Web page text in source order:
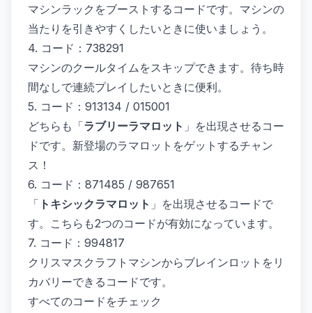
マシンラックをブーストするコードです。マシンの
当たりを引きやすくしたいときに使いましょう。
4. コード：738291
マシンのクールタイムをスキップできます。待ち時
間なしで連続プレイしたいときに便利。
5. コード：913134 / 015001
どちらも「ラブリーラマロット 」を出現させるコー
ドです。新登場のラマロットをゲットするチャン
ス！
6. コード：871485 / 987651
「 トキシックラマロット 」を出現させるコードで
す。こちらも2つのコードが有効になっています。
7. コード：994817
クリスマスクラフトマシンからブレインロットをリ
カバリーできるコードです。
すべてのコードをチェック